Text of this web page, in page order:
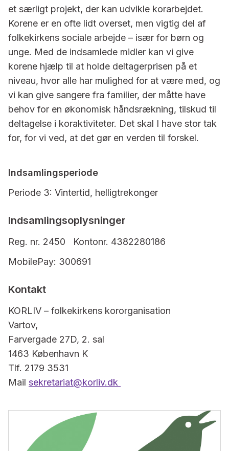
et særligt projekt, der kan udvikle korarbejdet.
Korene er en ofte lidt overset, men vigtig del af
folkekirkens sociale arbejde – især for børn og
unge. Med de indsamlede midler kan vi give
korene hjælp til at holde deltagerprisen på et
niveau, hvor alle har mulighed for at være med, og
vi kan give sangere fra familier, der måtte have
behov for en økonomisk håndsrækning, tilskud til
deltagelse i koraktiviteter. Det skal I have stor tak
for, for vi ved, at det gør en verden til forskel.
Indsamlingsperiode
Periode 3: Vintertid, helligtrekonger
Indsamlingsoplysninger
Reg. nr. 2450 Kontonr. 4382280186
MobilePay: 300691
Kontakt
KORLIV – folkekirkens kororganisation
Vartov,
Farvergade 27D, 2. sal
1463 København K
Tlf. 2179 3531
Mail sekretariat@korliv.dk